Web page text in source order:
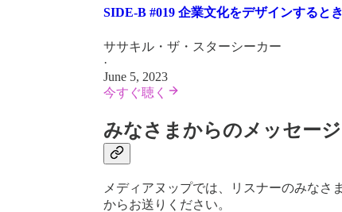
SIDE-B #019 企業文化をデザインすると
ササキル・ザ・スターシーカー
·
June 5, 2023
今すぐ聴く
みなさまからのメッセー
メディアヌップでは、リスナーのみなさ
からお送りください。